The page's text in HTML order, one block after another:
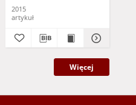
2015
artykuł
Więcej